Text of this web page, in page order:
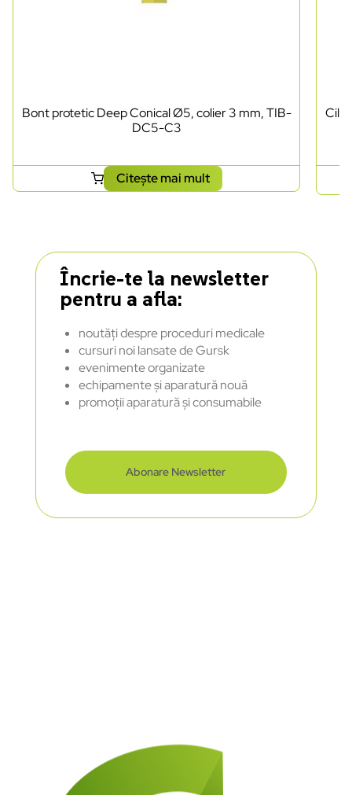
Bont protetic Deep Conical Ø5, colier 3 mm, TIB-
DC5-C3
Citește mai mult
Încrie-te la newsletter
pentru a afla:
noutăți despre proceduri medicale
cursuri noi lansate de Gursk
evenimente organizate
echipamente și aparatură nouă
promoții aparatură și consumabile
Abonare Newsletter